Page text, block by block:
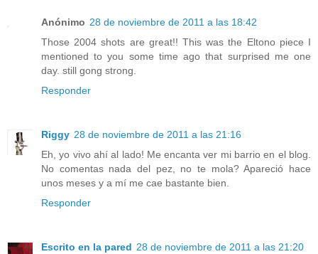
Anónimo 28 de noviembre de 2011 a las 18:42
Those 2004 shots are great!! This was the Eltono piece I
mentioned to you some time ago that surprised me one
day. still gong strong.
Responder
Riggy 28 de noviembre de 2011 a las 21:16
Eh, yo vivo ahí al lado! Me encanta ver mi barrio en el blog.
No comentas nada del pez, no te mola? Apareció hace
unos meses y a mí me cae bastante bien.
Responder
Escrito en la pared 28 de noviembre de 2011 a las 21:20